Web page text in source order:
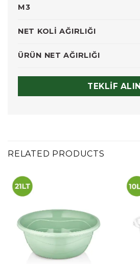
M3
NET KOLI AĞIRLIĞI
ÜRÜN NET AĞIRLIĞI
TEKLIF ALIN
RELATED PRODUCTS